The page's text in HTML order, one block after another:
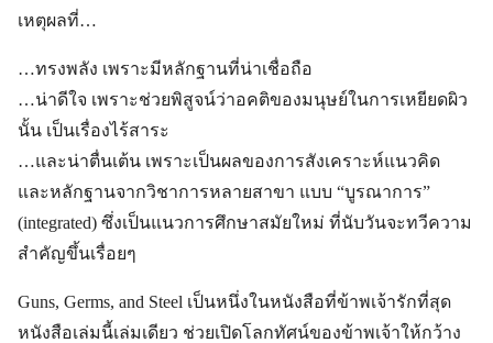
เหตุผลที่…
…ทรงพลัง เพราะมีหลักฐานที่น่าเชื่อถือ
…น่าดีใจ เพราะช่วยพิสูจน์ว่าอคติของมนุษย์ในการเหยียดผิว
นั้น เป็นเรื่องไร้สาระ
…และน่าตื่นเต้น เพราะเป็นผลของการสังเคราะห์แนวคิด
และหลักฐานจากวิชาการหลายสาขา แบบ “บูรณาการ”
(integrated) ซึ่งเป็นแนวการศึกษาสมัยใหม่ ที่นับวันจะทวีความ
สำคัญขึ้นเรื่อยๆ
Guns, Germs, and Steel เป็นหนึ่งในหนังสือที่ข้าพเจ้ารักที่สุด
หนังสือเล่มนี้เล่มเดียว ช่วยเปิดโลกทัศน์ของข้าพเจ้าให้กว้าง